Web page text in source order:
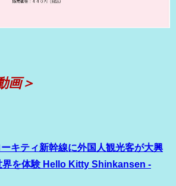
画＞
ーキティ新幹線に外国人観光客が大興
界を体験 Hello Kitty Shinkansen -